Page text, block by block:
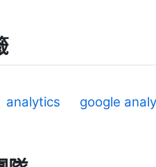
analytics google